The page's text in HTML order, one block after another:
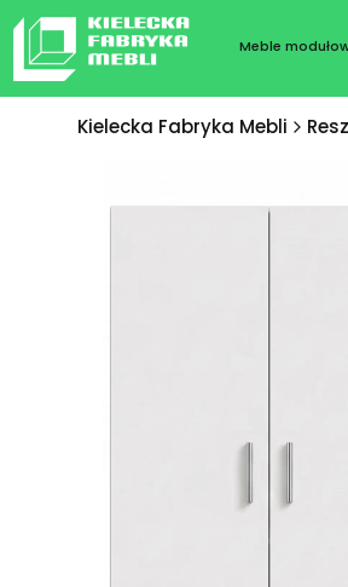
Meble
Kielecka Fabryka Mebli